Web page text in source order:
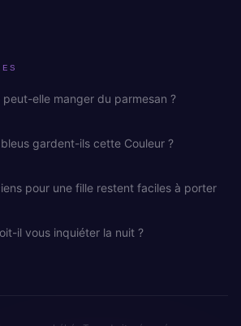
elle manger du parmesan ?
gardent-ils cette Couleur ?
pour une fille restent faciles à porter
il vous inquiéter la nuit ?